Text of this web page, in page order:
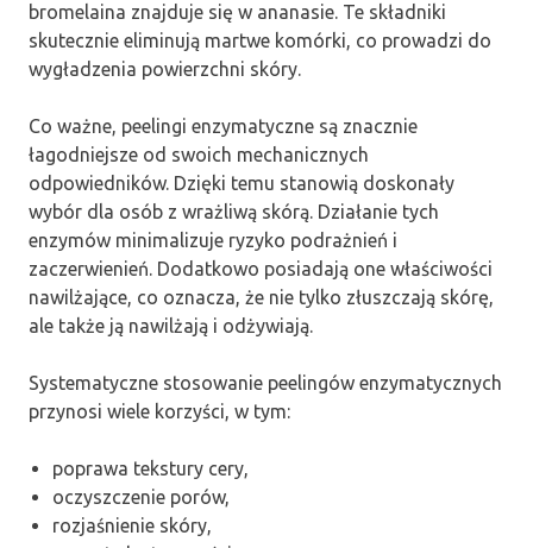
bromelaina znajduje się w ananasie. Te składniki
skutecznie eliminują martwe komórki, co prowadzi do
wygładzenia powierzchni skóry.
Co ważne, peelingi enzymatyczne są znacznie
łagodniejsze od swoich mechanicznych
odpowiedników. Dzięki temu stanowią doskonały
wybór dla osób z wrażliwą skórą. Działanie tych
enzymów minimalizuje ryzyko podrażnień i
zaczerwienień. Dodatkowo posiadają one właściwości
nawilżające, co oznacza, że nie tylko złuszczają skórę,
ale także ją nawilżają i odżywiają.
Systematyczne stosowanie peelingów enzymatycznych
przynosi wiele korzyści, w tym:
poprawa tekstury cery,
oczyszczenie porów,
rozjaśnienie skóry,